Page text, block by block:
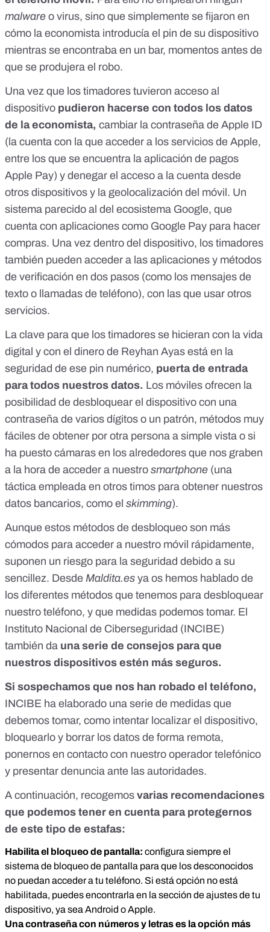
malware o virus, sino que simplemente se fijaron en
cómo la economista introducía el pin de su dispositivo
mientras se encontraba en un bar, momentos antes de
que se produjera el robo.
Una vez que los timadores tuvieron acceso al
dispositivo pudieron hacerse con todos los datos
de la economista, cambiar la contraseña de Apple ID
(la cuenta con la que acceder a los servicios de Apple,
entre los que se encuentra la aplicación de pagos
Apple Pay) y denegar el acceso a la cuenta desde
otros dispositivos y la geolocalización del móvil. Un
sistema parecido al del ecosistema Google, que
cuenta con aplicaciones como Google Pay para hacer
compras. Una vez dentro del dispositivo, los timadores
también pueden acceder a las aplicaciones y métodos
de verificación en dos pasos (como los mensajes de
texto o llamadas de teléfono), con las que usar otros
servicios.
La clave para que los timadores se hicieran con la vida
digital y con el dinero de Reyhan Ayas está en la
seguridad de ese pin numérico, puerta de entrada
para todos nuestros datos. Los móviles ofrecen la
posibilidad de desbloquear el dispositivo con una
contraseña de varios dígitos o un patrón, métodos muy
fáciles de obtener por otra persona a simple vista o si
ha puesto cámaras en los alrededores que nos graben
a la hora de acceder a nuestro smartphone (una
táctica empleada en otros timos para obtener nuestros
datos bancarios, como el skimming).
Aunque estos métodos de desbloqueo son más
cómodos para acceder a nuestro móvil rápidamente,
suponen un riesgo para la seguridad debido a su
sencillez. Desde Maldita.es ya os hemos hablado de
los diferentes métodos que tenemos para desbloquear
nuestro teléfono, y que medidas podemos tomar. El
Instituto Nacional de Ciberseguridad (INCIBE)
también da una serie de consejos para que
nuestros dispositivos estén más seguros.
Si sospechamos que nos han robado el teléfono,
INCIBE ha elaborado una serie de medidas que
debemos tomar, como intentar localizar el dispositivo,
bloquearlo y borrar los datos de forma remota,
ponernos en contacto con nuestro operador telefónico
y presentar denuncia ante las autoridades.
A continuación, recogemos varias recomendaciones
que podemos tener en cuenta para protegernos
de este tipo de estafas:
Habilita el bloqueo de pantalla: configura siempre el
sistema de bloqueo de pantalla para que los desconocidos
no puedan acceder a tu teléfono. Si está opción no está
habilitada, puedes encontrarla en la sección de ajustes de tu
dispositivo, ya sea Android o Apple.
Una contraseña con números y letras es la opción más